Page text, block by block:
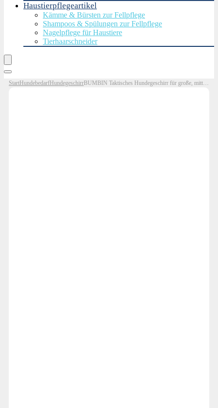
Haustierpflegeartikel
Kämme & Bürsten zur Fellpflege
Shampoos & Spülungen zur Fellpflege
Nagelpflege für Haustiere
Tierhaarschneider
StartHundebedarfHundegeschirrBUMBIN Taktisches Hundegeschirr für große, mittelgroße und kleine Hunde, kein Ziehen an der Vorderleine, passt intelligentes reflektierendes Haustier-Geschirr für das Training